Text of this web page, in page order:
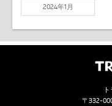
2024年1月
〒332-